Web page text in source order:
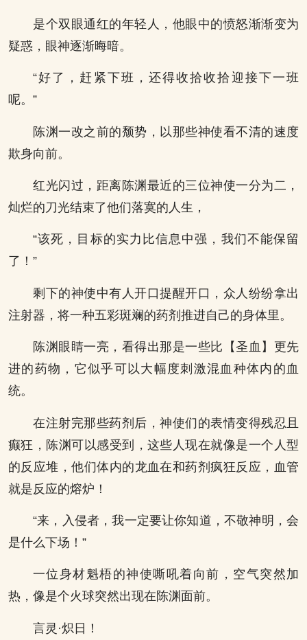
是个双眼通红的年轻人，他眼中的愤怒渐渐变为
疑惑，眼神逐渐晦暗。
“好了，赶紧下班，还得收拾收拾迎接下一班
呢。”
陈渊一改之前的颓势，以那些神使看不清的速度
欺身向前。
红光闪过，距离陈渊最近的三位神使一分为二，
灿烂的刀光结束了他们落寞的人生，
“该死，目标的实力比信息中强，我们不能保留
了！”
剩下的神使中有人开口提醒开口，众人纷纷拿出
注射器，将一种五彩斑斓的药剂推进自己的身体里。
陈渊眼睛一亮，看得出那是一些比【圣血】更先
进的药物，它似乎可以大幅度刺激混血种体内的血
统。
在注射完那些药剂后，神使们的表情变得残忍且
癫狂，陈渊可以感受到，这些人现在就像是一个人型
的反应堆，他们体内的龙血在和药剂疯狂反应，血管
就是反应的熔炉！
“来，入侵者，我一定要让你知道，不敬神明，会
是什么下场！”
一位身材魁梧的神使嘶吼着向前，空气突然加
热，像是个火球突然出现在陈渊面前。
言灵·炽日！